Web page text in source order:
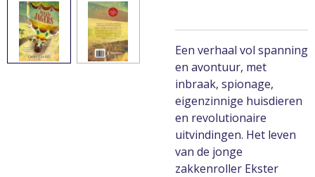
Een verhaal vol spanning
en avontuur, met
inbraak, spionage,
eigenzinnige huisdieren
en revolutionaire
uitvindingen. Het leven
van de jonge
zakkenroller Ekster